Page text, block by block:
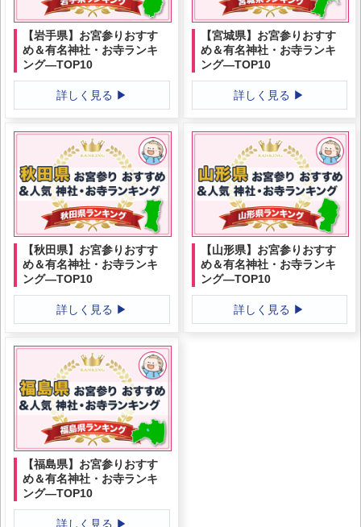
【岩手県】お宮参りおすす
め＆有名神社・お寺ランキ
ング―TOP10
詳しく見る ▶
【宮城県】お宮参りおすす
め＆有名神社・お寺ランキ
ング―TOP10
詳しく見る ▶
【秋田県】お宮参りおすす
め＆有名神社・お寺ランキ
ング―TOP10
詳しく見る ▶
【山形県】お宮参りおすす
め＆有名神社・お寺ランキ
ング―TOP10
詳しく見る ▶
【福島県】お宮参りおすす
め＆有名神社・お寺ランキ
ング―TOP10
詳しく見る ▶